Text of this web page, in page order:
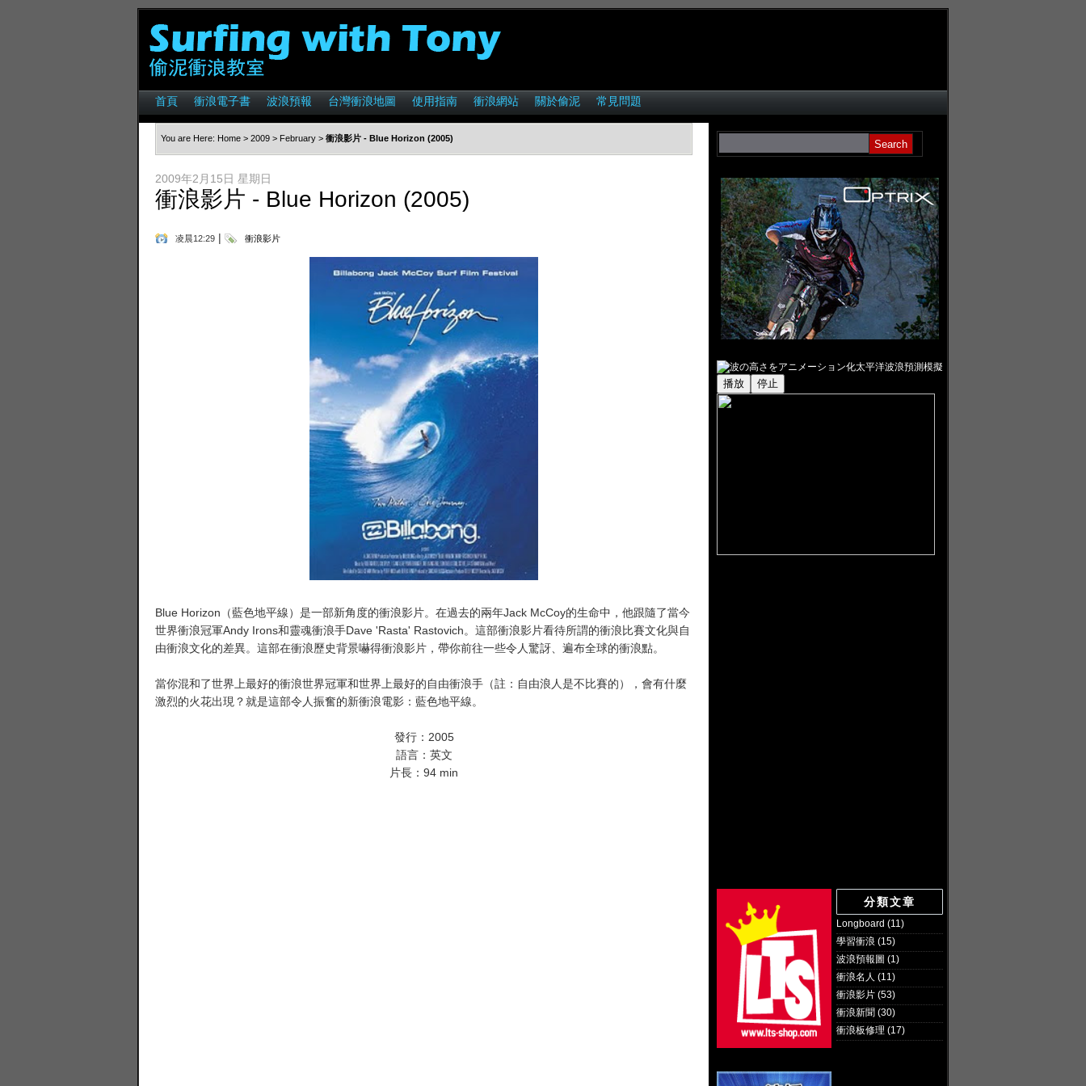
首頁 衝浪電子書 波浪預報 台灣衝浪地圖 使用指南 衝浪網站 關於偷泥 常見問題
You are Here: Home > 2009 > February > 衝浪影片 - Blue Horizon (2005)
2009年2月15日 星期日
衝浪影片 - Blue Horizon (2005)
凌晨12:29 | 衝浪影片
Blue Horizon（藍色地平線）是一部新角度的衝浪影片。在過去的兩年Jack McCoy的生命中，他跟隨了當今
世界衝浪冠軍Andy Irons和靈魂衝浪手Dave 'Rasta' Rastovich。這部衝浪影片看待所謂的衝浪比賽文化與自
由衝浪文化的差異。這部在衝浪歷史背景嚇得衝浪影片，帶你前往一些令人驚訝、遍布全球的衝浪點。
當你混和了世界上最好的衝浪世界冠軍和世界上最好的自由衝浪手（註：自由浪人是不比賽的），會有什麼
激烈的火花出現？就是這部令人振奮的新衝浪電影：藍色地平線。
發行：2005
語言：英文
片長：94 min
太平洋波浪預測模擬
分類文章
Longboard (11)
學習衝浪 (15)
波浪預報圖 (1)
衝浪名人 (11)
衝浪影片 (53)
衝浪新聞 (30)
衝浪板修理 (17)